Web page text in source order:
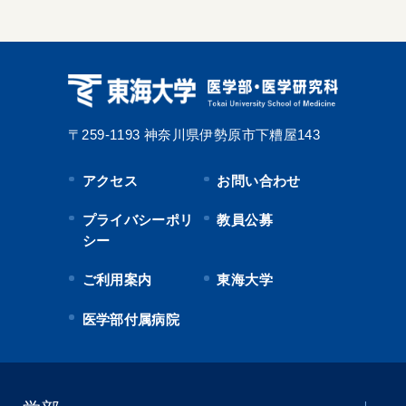
〒259-1193 神奈川県伊勢原市下糟屋143
アクセス お問い合わせ
プライバシーポリ
シー
教員公募
ご利用案内 東海大学
医学部付属病院